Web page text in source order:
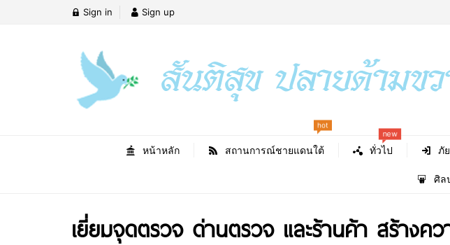
Sign in Sign up
หน้าหลัก สถานการณ์ชายแดนใต้
hot
ทั่วไป
new
ภั
ศิล
เยี่ยมจุดตรวจ ด่านตรวจ และร้านค้า สร้างค